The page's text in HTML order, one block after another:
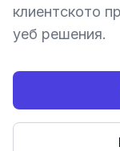
клиентското
уеб решения.